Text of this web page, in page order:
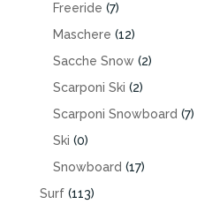
Freeride (7)
Maschere (12)
Sacche Snow (2)
Scarponi Ski (2)
Scarponi Snowboard (7)
Ski (0)
Snowboard (17)
Surf (113)